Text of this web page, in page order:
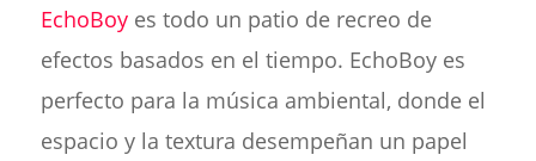
EchoBoyes todo un patio de recreo de
efectos basados en el tiempo. EchoBoy es
perfecto para la música ambiental, donde el
espacio y la textura desempeñan un papel